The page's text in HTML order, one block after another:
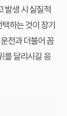
발생 시 실질적
하는 것이 장기
전과 더불어 꼼
를 달리시길 응